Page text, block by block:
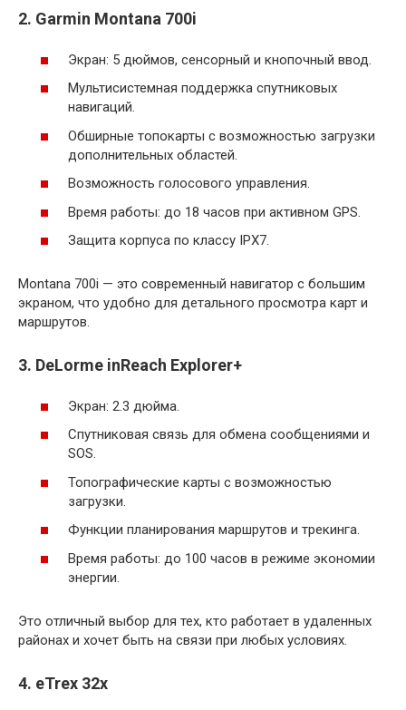
2. Garmin Montana 700i
Экран: 5 дюймов, сенсорный и кнопочный ввод.
Мультисистемная поддержка спутниковых
навигаций.
Обширные топокарты с возможностью загрузки
дополнительных областей.
Возможность голосового управления.
Время работы: до 18 часов при активном GPS.
Защита корпуса по классу IPX7.
Montana 700i — это современный навигатор с большим
экраном, что удобно для детального просмотра карт и
маршрутов.
3. DeLorme inReach Explorer+
Экран: 2.3 дюйма.
Спутниковая связь для обмена сообщениями и
SOS.
Топографические карты с возможностью
загрузки.
Функции планирования маршрутов и трекинга.
Время работы: до 100 часов в режиме экономии
энергии.
Это отличный выбор для тех, кто работает в удаленных
районах и хочет быть на связи при любых условиях.
4. eTrex 32x